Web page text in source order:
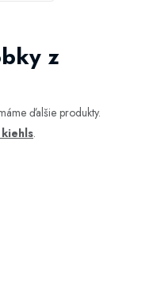
z
ďalšie produkty.
.